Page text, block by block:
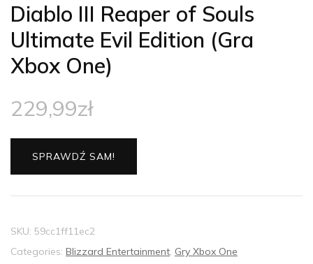
Diablo III Reaper of Souls
Ultimate Evil Edition (Gra
Xbox One)
229,99zł
SPRAWDŹ SAM!
SKU: 59cc1ff11ec2
Categories: Blizzard Entertainment, Gry Xbox One